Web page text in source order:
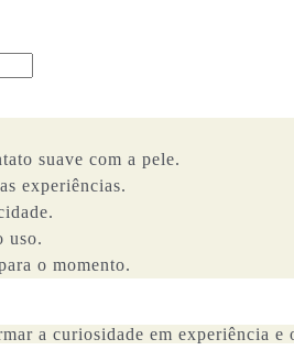
suave com a pele.
experiências.
uso.
o momento.
a curiosidade em experiência